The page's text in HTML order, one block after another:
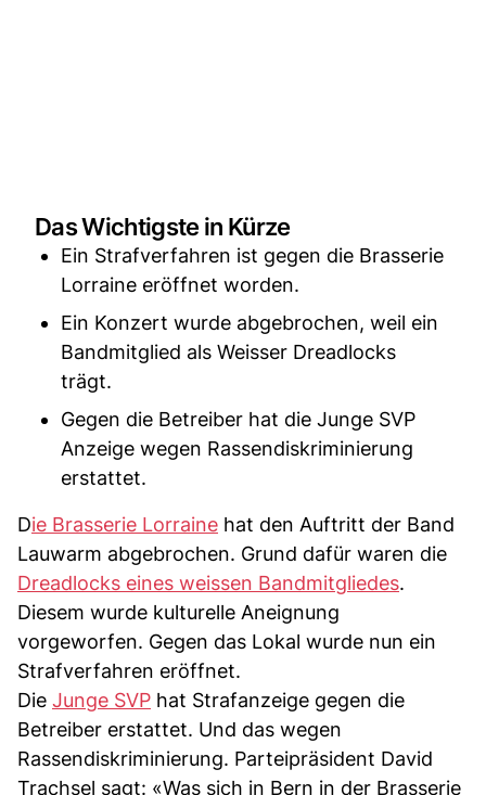
Das Wichtigste in Kürze
Ein Strafverfahren ist gegen die Brasserie
Lorraine eröffnet worden.
Ein Konzert wurde abgebrochen, weil ein
Bandmitglied als Weisser Dreadlocks
trägt.
Gegen die Betreiber hat die Junge SVP
Anzeige wegen Rassendiskriminierung
erstattet.
Die Brasserie Lorraine hat den Auftritt der Band
Lauwarm abgebrochen. Grund dafür waren die
Dreadlocks eines weissen Bandmitgliedes.
Diesem wurde kulturelle Aneignung
vorgeworfen. Gegen das Lokal wurde nun ein
Strafverfahren eröffnet.
Die Junge SVP hat Strafanzeige gegen die
Betreiber erstattet. Und das wegen
Rassendiskriminierung. Parteipräsident David
Trachsel sagt: «Was sich in Bern in der Brasserie